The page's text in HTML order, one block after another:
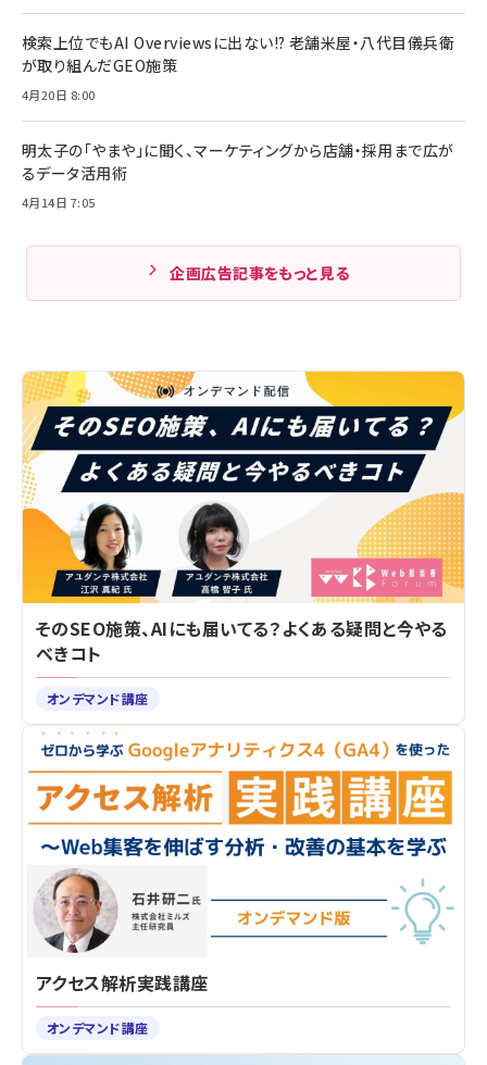
検索上位でもAI Overviewsに出ない!? 老舗米屋・八代目儀兵衛
が取り組んだGEO施策
4月20日 8:00
明太子の「やまや」に聞く、マーケティングから店舗・採用まで広が
るデータ活用術
4月14日 7:05
企画広告記事をもっと見る
そのSEO施策、AIにも届いてる？よくある疑問と今やる
べきコト
オンデマンド講座
アクセス解析実践講座
オンデマンド講座